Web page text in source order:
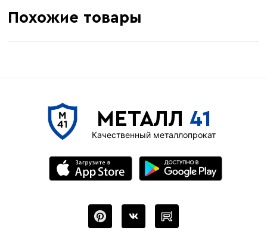
Похожие товары
МЕТАЛЛ 41
Качественный металлопрокат